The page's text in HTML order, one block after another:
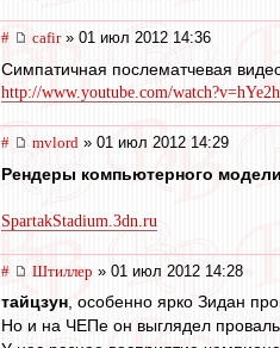
# cafir» 01 июл 2012 14:36
Симпатичная послематчевая
http://www.youtube.com/
# mvlord » 01 июл 2012 14:29
Рендеры компьютерного
SpartakStadium.3dn.ru
# Штиллер » 01 июл 2012 14:28
тайцзун, особенно ярко Зидан
Но и на ЧЕПе он выглядел